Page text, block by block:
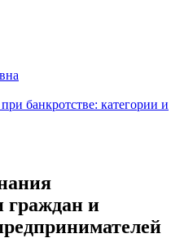
банкротстве: категории и
граждан и